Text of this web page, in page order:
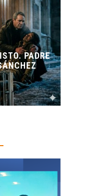
ORIGEN Y PROPÓSITO
CASA INDI
14 noviembre, 2022
ENTORNO VERDE